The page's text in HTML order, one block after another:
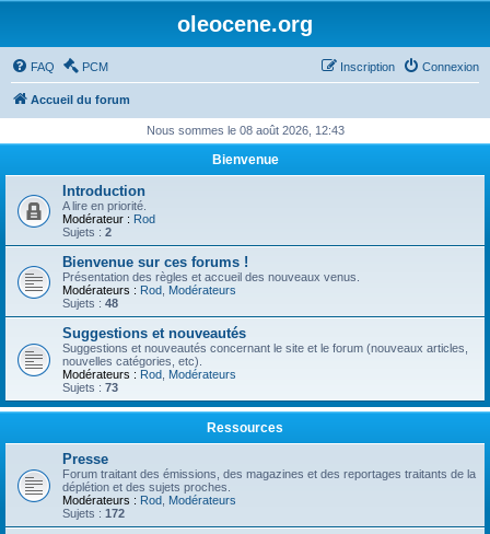
oleocene.org
FAQ PCM Connexion
Inscription
Accueil du forum
Nous sommes le 08 août 2026, 12:43
Bienvenue
Introduction
A lire en priorité.
Modérateur : Rod
Sujets : 2
Bienvenue sur ces forums !
Présentation des règles et accueil des nouveaux venus.
Modérateurs : Rod Modérateurs
Sujets : 48
Suggestions et nouveautés
Suggestions et nouveautés concernant le site et le forum (nouveaux articles,
nouvelles catégories, etc).
Modérateurs : Rod Modérateurs
Sujets : 73
Ressources
Presse
Forum traitant des émissions, des magazines et des reportages traitants de la
déplétion et des sujets proches.
Modérateurs : Rod Modérateurs
Sujets : 172